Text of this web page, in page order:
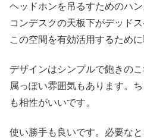
ヘッドホンを吊るすためのハ
コンデスクの天板下がデッド
この空間を有効活用するため
デザインはシンプルで飽きの
属っぽい雰囲気もあります。
も相性がいいです。
使い勝手も良いです。必要な